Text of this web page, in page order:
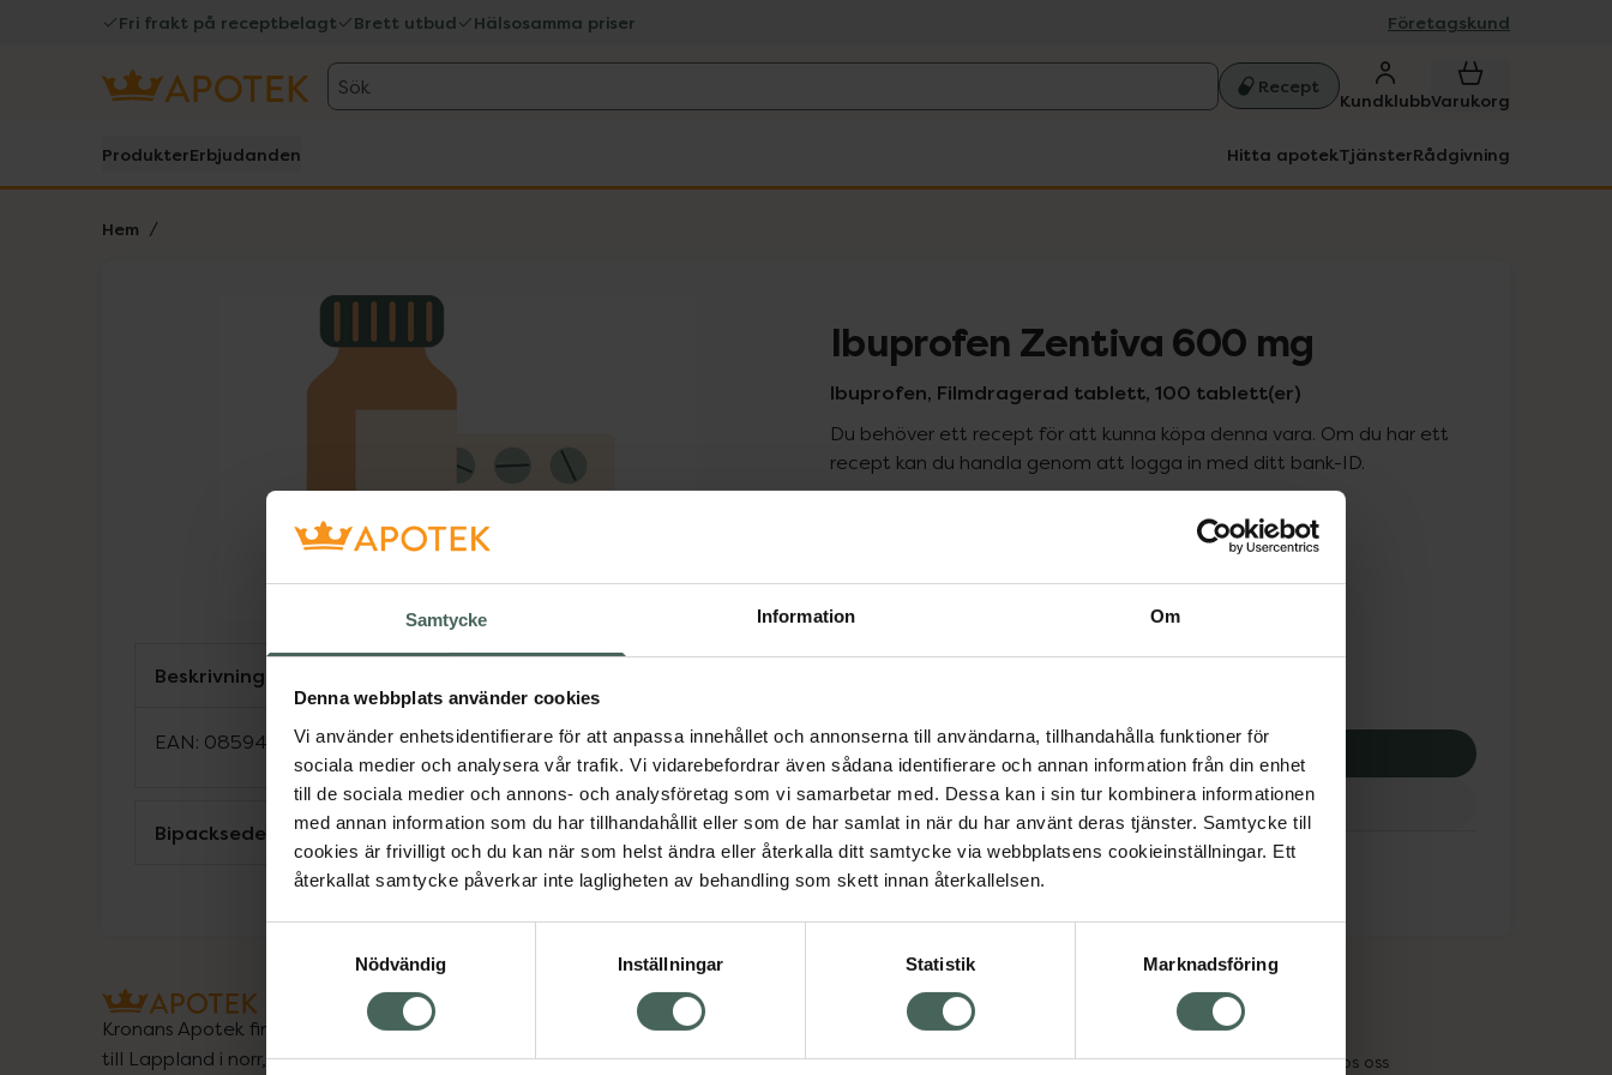
Samtycke Information Om
Denna webbplats använder cookies
Vi använder enhetsidentifierare för att anpassa innehållet och annonserna till användarna, tillhandahålla funktioner för
sociala medier och analysera vår trafik. Vi vidarebefordrar även sådana identifierare och annan information från din enhet
till de sociala medier och annons- och analysföretag som vi samarbetar med. Dessa kan i sin tur kombinera informationen
med annan information som du har tillhandahållit eller som de har samlat in när du har använt deras tjänster. Samtycke till
cookies är frivilligt och du kan när som helst ändra eller återkalla ditt samtycke via webbplatsens cookieinställningar. Ett
återkallat samtycke påverkar inte lagligheten av behandling som skett innan återkallelsen.
Nödvändig
Inställningar Statistik Marknadsföring
Fri frakt på receptbelagt Brett utbud Hälsosamma priser Företagskund
Sök Recept
KundklubbVarukorg
ProdukterErbjudanden Hitta apotekTjänsterRådgivning
Hem
Lista: . Innehåller 1 objekt. Ibuprofen Zentiva 600 mg
Ibuprofen, Filmdragerad tablett, 100 tablett(er)
Du behöver ett recept för att kunna köpa denna vara. Om du har ett
recept kan du handla genom att logga in med ditt bank-ID.
Pris med recept
102,73 kr
Köp via ditt recept
Aktuella erbjudanden
Beskrivning
EAN: 08594739269378
Bipacksedel från FASS Visa
Kronans Apotek finns här för dig. Du hittar oss från Skåne i syd
till Lappland i norr, och online i mobilen och på datorn.
Vanliga frågor
Om recept och läkemedel
Högkostnadsskyddet
Jobba hos oss